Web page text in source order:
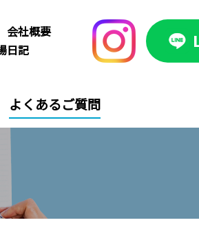
会社概要
日記
よくあるご質問